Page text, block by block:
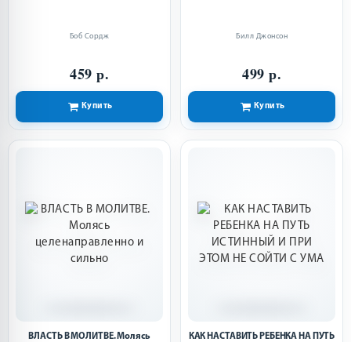
Боб Сордж
459 р.
Купить
Билл Джонсон
499 р.
Купить
ВЛАСТЬ В МОЛИТВЕ. Молясь
КАК НАСТАВИТЬ РЕБЕНКА НА ПУТЬ